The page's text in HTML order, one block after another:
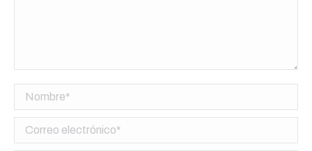
Nombre *
Correo electrónico *